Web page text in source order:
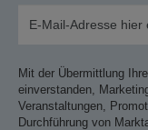
Mit der Übermittlung
einverstanden,
Veranstaltungen,
Durchführung von